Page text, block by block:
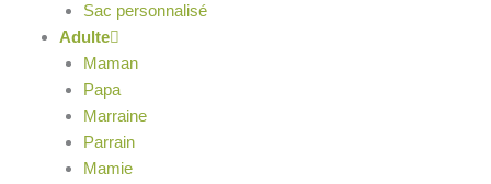
Sac personnalisé
Adulte
Maman
Papa
Marraine
Parrain
Mamie